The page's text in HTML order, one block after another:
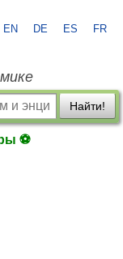
EN DE ES FR
Найти!
⚽